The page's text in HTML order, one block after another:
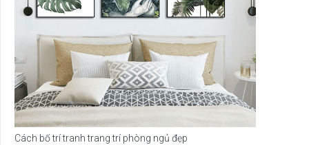
Cách bố trí tranh trang trí phòng ngủ đẹp